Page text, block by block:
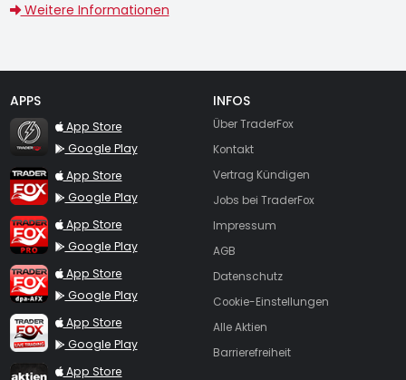
Weitere Informationen
APPS
TraderFox Flash
App Store
Google Play
TraderFox App
App Store
Google Play
TraderFox Pro
App Store
Google Play
TraderFox dpa-AFX ProFeed
App Store
Google Play
TraderFox Live Trading
App Store
Google Play
TraderFox aktien Magazin
App Store
INFOS
Über TraderFox
Kontakt
Vertrag Kündigen
Jobs bei TraderFox
Impressum
AGB
Datenschutz
Cookie-Einstellungen
Alle Aktien
Barrierefreiheit